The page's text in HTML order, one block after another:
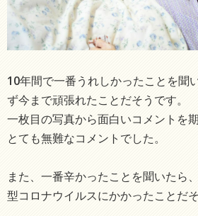
10年間で一番うれしかったことを聞
ず今まで頑張れたことだそうです。
一枚目の写真から面白いコメントを
とても無難なコメントでした。
また、一番辛かったことを聞いたら
型コロナウイルスにかかったことだそ